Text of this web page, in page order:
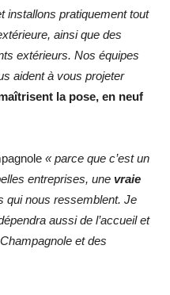
installons pratiquement tout
ainsi que des
extérieurs. Nos équipes
aident à vous projeter
la pose, en neuf
« parce que c’est un
entreprises, une vraie
qui nous ressemblent. Je
aussi de l’accueil et
et des